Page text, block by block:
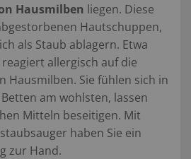
Hausmilben liegen. Diese
Hautschuppen,
als Staub ablagern. Etwa
allergisch auf die
Hausmilben. Sie fühlen sich in
am wohlsten, lassen
Mitteln beseitigen. Mit
haben Sie ein
zur Hand.